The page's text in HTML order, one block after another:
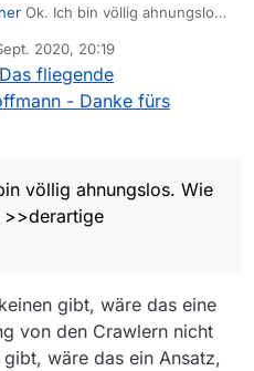
über die erwähnten
Ok. Ich bin völlig ahnungslos.
gibt?
2020, 20:19
Das fliegende
- Danke fürs
völlig ahnungslos. Wie
>>derartige
gibt, wäre das eine
von den Crawlern nicht
wäre das ein Ansatz,